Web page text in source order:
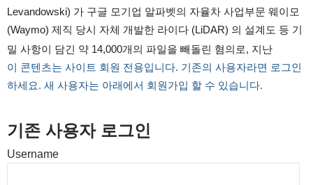
Levandowski) 가 구글 모기업 알파벳의 자율차 사업부문 웨이모
(Waymo) 제직 당시 자체 개발한 라이다 (LiDAR) 의 설계도 등 기
밀 사항이 담긴 약 14,000개의 파일을 빼돌린 혐의로, 지난
이 콘텐츠는 사이트 회원 전용입니다. 기존의 사용자라면 로그인
하세요. 새 사용자는 아래에서 회원가입 할 수 있습니다.
기존 사용자 로그인
Username